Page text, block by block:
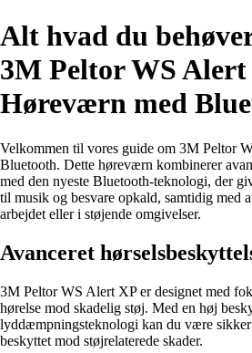
Alt hvad du
3M Peltor WS Alert
Høreværn med
Velkommen til vores guide om 3M Peltor
Bluetooth. Dette høreværn kombinerer
med den nyeste Bluetooth-teknologi, der
til musik og besvare opkald, samtidig med
arbejdet eller i støjende omgivelser.
Avanceret
3M Peltor WS Alert XP er designet med
hørelse mod skadelig støj. Med en høj
lyddæmpningsteknologi kan du være sikker
beskyttet mod støjrelaterede skader.